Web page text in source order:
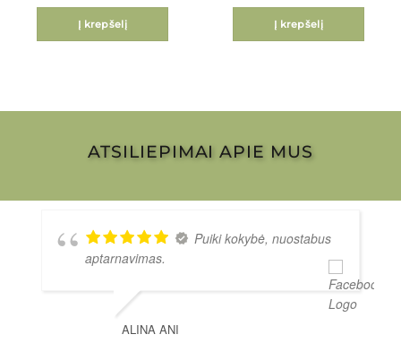
Į krepšelį Į krepšelį
ATSILIEPIMAI APIE MUS
Puiki kokybė, nuostabus
aptarnavimas.
ALINA ANI